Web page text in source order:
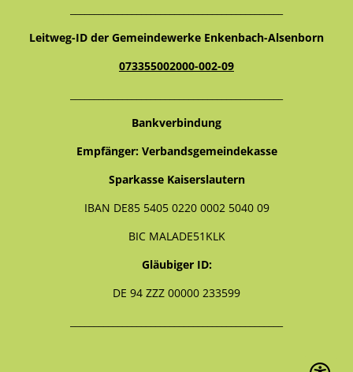
Leitweg-ID der Gemeindewerke Enkenbach-Alsenborn
073355002000-002-09
Bankverbindung
Empfänger: Verbandsgemeindekasse
Sparkasse Kaiserslautern
IBAN DE85 5405 0220 0002 5040 09
BIC MALADE51KLK
Gläubiger ID:
DE 94 ZZZ 00000 233599